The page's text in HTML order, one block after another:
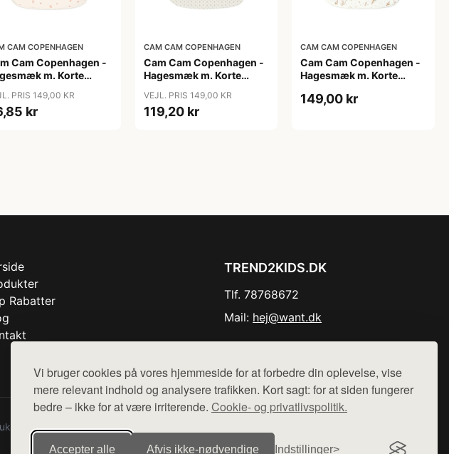
Vi bruger cookies på vores hjemmeside for at forbedre din oplevelse, vise
mere relevant indhold og analysere trafikken. Kort sagt: for at siden fungerer
bedre – ikke for at være irriterende. Cookie- og privatlivspolitik.
Accepter alle Afvis ikke‑nødvendige Indstillinger
CAM COPENHAGEN
Cam Copenhagen -
m. Korte
PRIS 149,00 KR
kr
CAM CAM COPENHAGEN
Cam Cam Copenhagen -
Hagesmæk m. Korte
VEJL. PRIS 149,00 KR
119,20 kr
CAM CAM COPENHAGEN
Cam Cam Copenhagen -
Hagesmæk m. Korte
149,00 kr
Rabatter
TREND2KIDS.DK
Tlf. 78768672
Mail: hej@want.dk
fra diverse webshops. Der sælges ikke varer fra denne side - vi henviser til de shops,